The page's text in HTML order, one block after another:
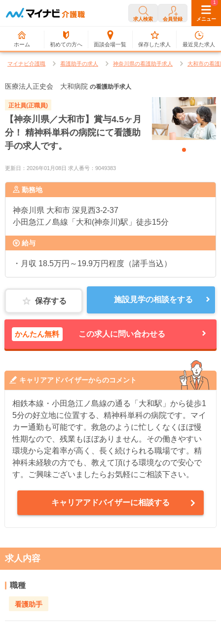
求人検索 会員登録 メニュー
ホーム 初めての方へ 面談会場一覧
0
保存した求人
1
最近見た求人
マイナビ介護職 看護助手の求人 神奈川県の看護助手求人 大和市の看
医療法人正史会 大和病院 の看護助手求人
正社員(正職員)
【神奈川県／大和市】賞与4.5ヶ月
分！ 精神科単科の病院にて看護助
手の求人です。
更新日：2026年01月08日 求人番号：9049383
勤務地
神奈川県 大和市 深見西3-2-37
小田急江ノ島線「大和(神奈川)駅」徒歩15分
給与
・月収 18.5万円～19.9万円程度（諸手当込）
保存する 施設見学の相談をする
かんたん無料 この求人に問い合わせる
キャリアアドバイザーからのコメント
相鉄本線・小田急江ノ島線の通る「大和駅」から徒歩1
5分の好立地に位置する、精神科単科の病院です。マイ
カー通勤も可能です。救急のように忙しくなくほぼ慢
性期なので、残業もほぼありません。その働きやすい
環境から定着率が高く、長く続けられる職場です。精
神科未経験の方でも、教えて頂ける環境なので安心で
す。ご興味ございましたらお気軽にご相談下さい。
キャリアアドバイザーに相談する
求人内容
職種
看護助手